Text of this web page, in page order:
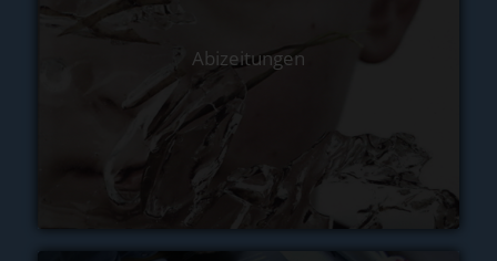
Abizeitungen